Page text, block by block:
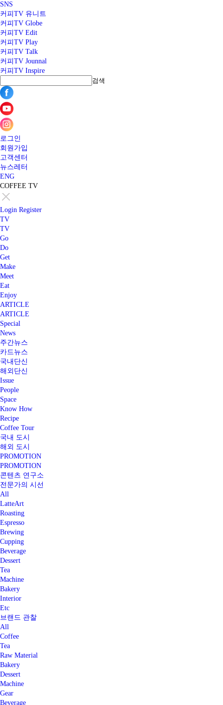
SNS
커피TV 유니트
커피TV Globe
커피TV Edit
커피TV Play
커피TV Talk
커피TV Jounnal
커피TV Inspire
검색
로그인
회원가입
고객센터
뉴스레터
ENG
COFFEE TV
Login Register
TV
TV
Go
Do
Get
Make
Meet
Eat
Enjoy
ARTICLE
ARTICLE
Special
News
주간뉴스
카드뉴스
국내단신
해외단신
Issue
People
Space
Know How
Recipe
Coffee Tour
국내 도시
해외 도시
PROMOTION
PROMOTION
콘텐츠 연구소
전문가의 시선
All
LatteArt
Roasting
Espresso
Brewing
Cupping
Beverage
Dessert
Tea
Machine
Bakery
Interior
Etc
브랜드 관찰
All
Coffee
Tea
Raw Material
Bakery
Dessert
Machine
Gear
Beverage